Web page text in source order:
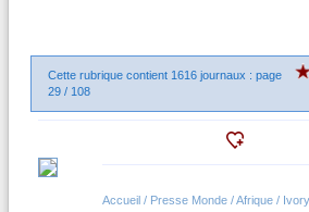
Cette rubrique contient 1616 journaux : page
29 / 108
Accueil / Presse Monde / Afrique /